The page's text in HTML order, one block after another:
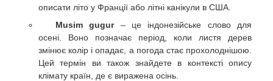
описати літо у Франції або літні канікули в США.
Musim gugur– це індонезійське слово для
осені. Воно позначає період, коли листя дерев
змінює колір і опадає, а погода стає прохолоднішою.
Цей термін ви також знайдете в контексті опису
клімату країн, де є виражена осінь.